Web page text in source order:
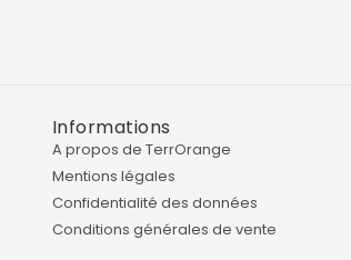
Informations
A propos de TerrOrange
Mentions légales
Confidentialité des données
Conditions générales de vente